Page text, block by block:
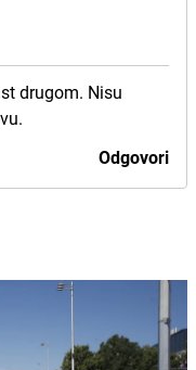
drugom. Nisu
Odgovori